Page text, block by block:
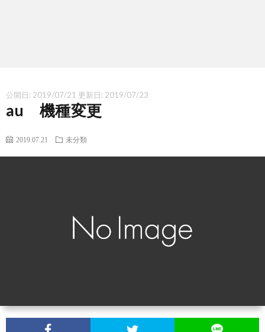
公開日: 2019/07/21 更新日: 2019/07/23
au 機種変更
2019.07.21 未分類